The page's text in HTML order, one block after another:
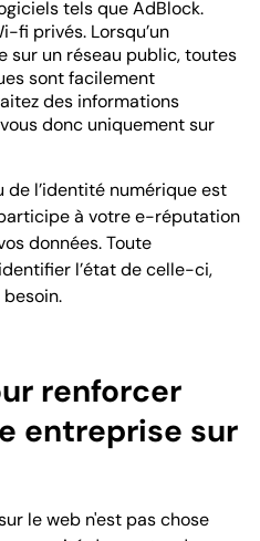
tels que AdBlock.
fi privés. Lorsqu’un
sur un réseau public, toutes
sont facilement
des informations
donc uniquement sur
de l’identité numérique est
à votre e-réputation
données. Toute
l’état de celle-ci,
renforcer
entreprise sur
le web n'est pas chose